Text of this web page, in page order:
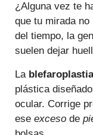
¿Alguna vez te
que tu mirada
del tiempo, la
suelen dejar
La blefaroplastia
plástica
ocular. Corrige
ese exceso de